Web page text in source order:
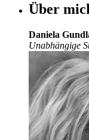
Über
Daniela
Unabhängige